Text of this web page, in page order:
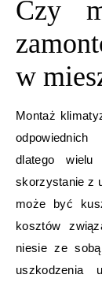
Czy
w
Montaż
dlatego
skorzystanie z
może być
kosztów
niesie ze
uszkodzenia